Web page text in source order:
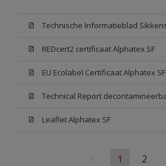
REDcert2 certificaat Alphatex SF
EU Ecolabel Certificaat Alphatex SF
Leaflet Alphatex SF
1 2